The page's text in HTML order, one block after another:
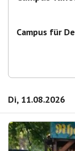
Campus für
Di, 11.08.2026